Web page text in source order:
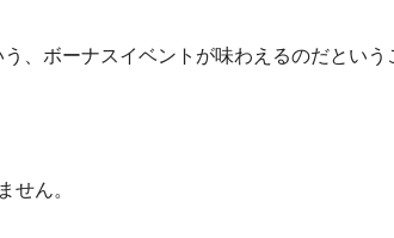
、ボーナスイベントが味わえるのだという
せん。